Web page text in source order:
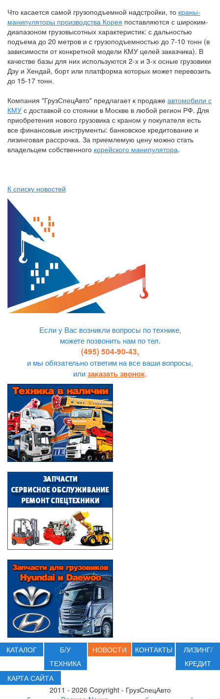
Что касается самой грузоподъемной надстройки, то краны-
манипуляторы производства Корея поставляются с широким-
диапазоном грузовысотных характеристик: с дальностью
подъема до 20 метров и с грузоподъемностью до 7-10 тонн (в
зависимости от конкретной модели КМУ целей заказчика). В
качестве базы для них используются 2-х и 3-х осные грузовики
Дэу и Хендай, борт или платформа которых может перевозить
до 15-17 тонн.
Компания "ГрузСпецАвто" предлагает к продаже автомобили с
КМУ с доставкой со стоянки в Москве в любой регион РФ. Для
приобретения нового грузовика с краном у покупателя есть
все финансовые инструменты: банковское кредитование и
лизинговая рассрочка. За приемлемую цену можно стать
владельцем собственного корейского манипулятора.
К списку новостей
Если у Вас возникли вопросы по технике,
можете позвонить нам по тел.
(495) 504-90-43,
и мы обязательно ответим на все ваши вопросы,
илизаказать звонок.
КАТАЛОГ
Б/У
ТЕХНИКА
НОВОСТИ КОНТАКТЫ
ЛИЗИНГ/
КРЕДИТ
КАРТА САЙТА
2011 - 2026 Copyright - ГрузСпецАвто